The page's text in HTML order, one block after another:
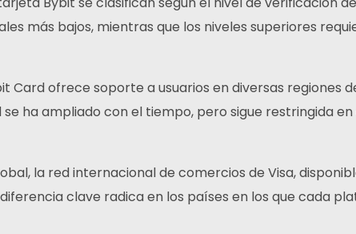
más bajos, mientras que los niveles superiores
Card ofrece soporte a usuarios en diversas regiones
ha ampliado con el tiempo, pero sigue restringida
la red internacional de comercios de Visa,
clave radica en los países en los que cada